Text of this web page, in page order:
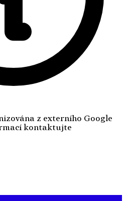
z externího Google
kontaktujte